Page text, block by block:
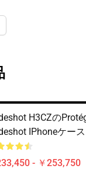
H3CZの
IPhoneケース
- ￥253,750